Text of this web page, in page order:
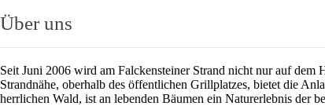
Über uns
Seit Juni 2006 wird am Falckensteiner Strand nicht nur auf
Strandnähe, oberhalb des öffentlichen Grillplatzes, bietet die
herrlichen Wald, ist an lebenden Bäumen ein Naturerlebnis der